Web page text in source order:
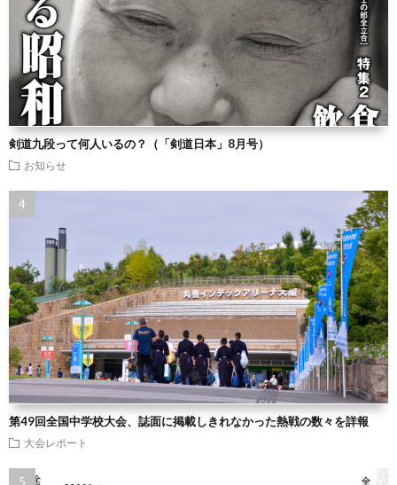
剣道九段って何人いるの？（「剣道日本」8月号）
お知らせ
第49回全国中学校大会、誌面に掲載しきれなかった熱戦の数々を詳報
大会レポート